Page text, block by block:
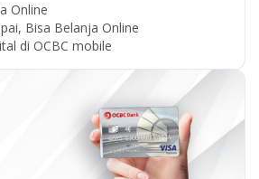
Online
Bisa Belanja Online
di OCBC mobile